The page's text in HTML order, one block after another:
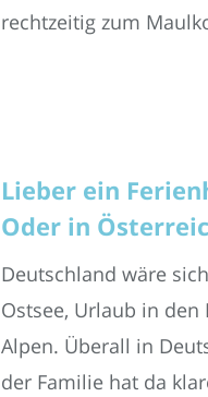
rechtzeitig zum
Lieber ein
Oder in
Deutschland wäre
Ostsee, Urlaub in
Alpen. Überall in
der Familie hat da